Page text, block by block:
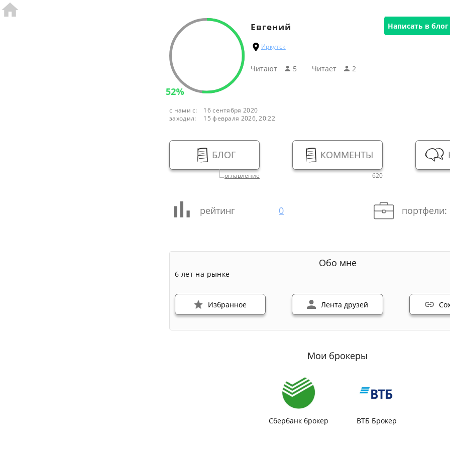
52%
Евгений
Иркутск
Читают 5 Читаeт 2
Написать в блог
с нами с:
16 сентября 2020
заходил:
15 февраля 2026, 20:22
БЛОГ
оглавление
КОММЕНТЫ
620
рейтинг 0 портфели:
Обо мне
6 лет на рынке
Избранное Лента друзей
Мои брокеры
Сбербанк брокер ВТБ Брокер